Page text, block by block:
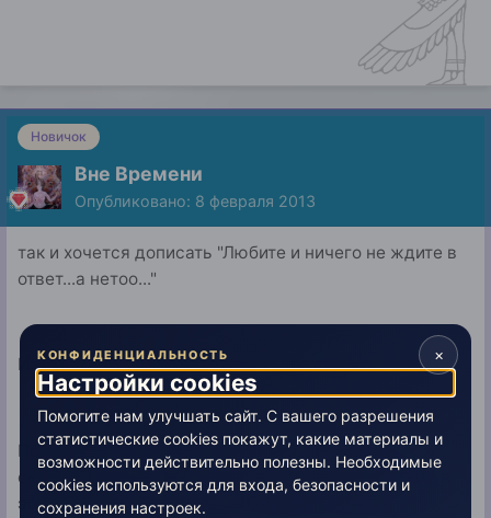
Новичок
Вне Времени
Опубликовано: 8 февраля 2013
так и хочется дописать "Любите и ничего не ждите в
ответ...а нетоо..."
Изучая азбуку, можно познать все науки”.
Поэтому можете начать со шпаклёвки стен). Я
серьёзно. Это тоже йога, если вы забываете себя в
этом процессе. Это всё что стирает в вас разницу
×
КОНФИДЕНЦИАЛЬНОСТЬ
Настройки cookies
Помогите нам улучшать сайт. С вашего разрешения
статистические cookies покажут, какие материалы и
возможности действительно полезны. Необходимые
cookies используются для входа, безопасности и
сохранения настроек.